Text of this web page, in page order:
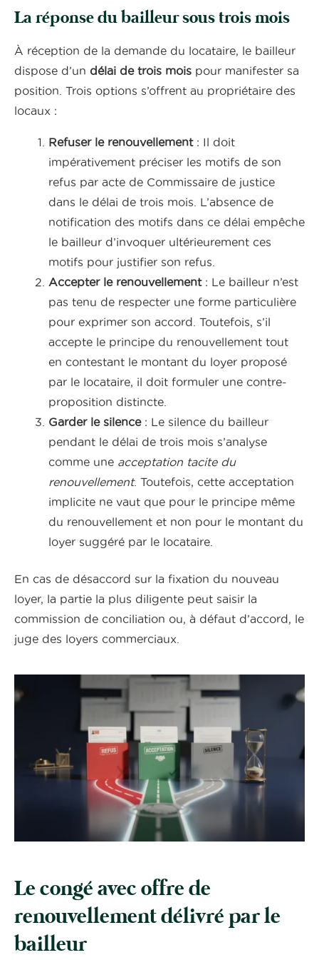
La réponse du bailleur sous trois mois
À réception de la demande du locataire, le bailleur
dispose d’un délai de trois mois pour manifester sa
position. Trois options s’offrent au propriétaire des
locaux :
Refuser le renouvellement: Il doit
impérativement préciser les motifs de son
refus par acte de Commissaire de justice
dans le délai de trois mois. L’absence de
notification des motifs dans ce délai empêche
le bailleur d’invoquer ultérieurement ces
motifs pour justifier son refus.
Accepter le renouvellement: Le bailleur n’est
pas tenu de respecter une forme particulière
pour exprimer son accord. Toutefois, s’il
accepte le principe du renouvellement tout
en contestant le montant du loyer proposé
par le locataire, il doit formuler une contre-
proposition distincte.
Garder le silence: Le silence du bailleur
pendant le délai de trois mois s’analyse
comme une acceptation tacite du
renouvellement. Toutefois, cette acceptation
implicite ne vaut que pour le principe même
du renouvellement et non pour le montant du
loyer suggéré par le locataire.
En cas de désaccord sur la fixation du nouveau
loyer, la partie la plus diligente peut saisir la
commission de conciliation ou, à défaut d’accord, le
juge des loyers commerciaux.
Le congé avec offre de
renouvellement délivré par le
bailleur